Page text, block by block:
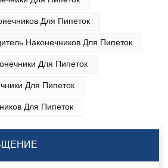
Для Пипеток
Наконечников Для Пипеток
Для Пипеток
Для Пипеток
Для Пипеток